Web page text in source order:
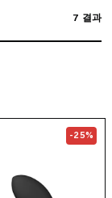
7 결과
Go to the-25%